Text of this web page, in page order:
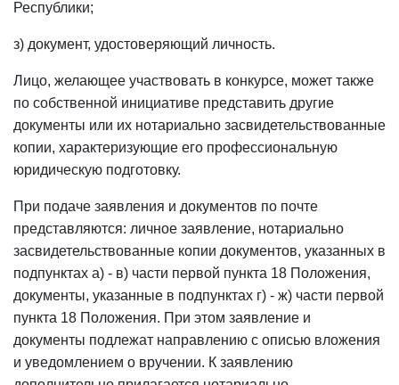
Республики;
з) документ, удостоверяющий личность.
Лицо, желающее участвовать в конкурсе, может также
по собственной инициативе представить другие
документы или их нотариально засвидетельствованные
копии, характеризующие его профессиональную
юридическую подготовку.
При подаче заявления и документов по почте
представляются: личное заявление, нотариально
засвидетельствованные копии документов, указанных в
подпунктах а) - в) части первой пункта 18 Положения,
документы, указанные в подпунктах г) - ж) части первой
пункта 18 Положения. При этом заявление и
документы подлежат направлению с описью вложения
и уведомлением о вручении. К заявлению